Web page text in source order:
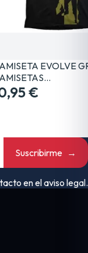
EVOLVE
€
Suscribirme →
en el aviso legal.